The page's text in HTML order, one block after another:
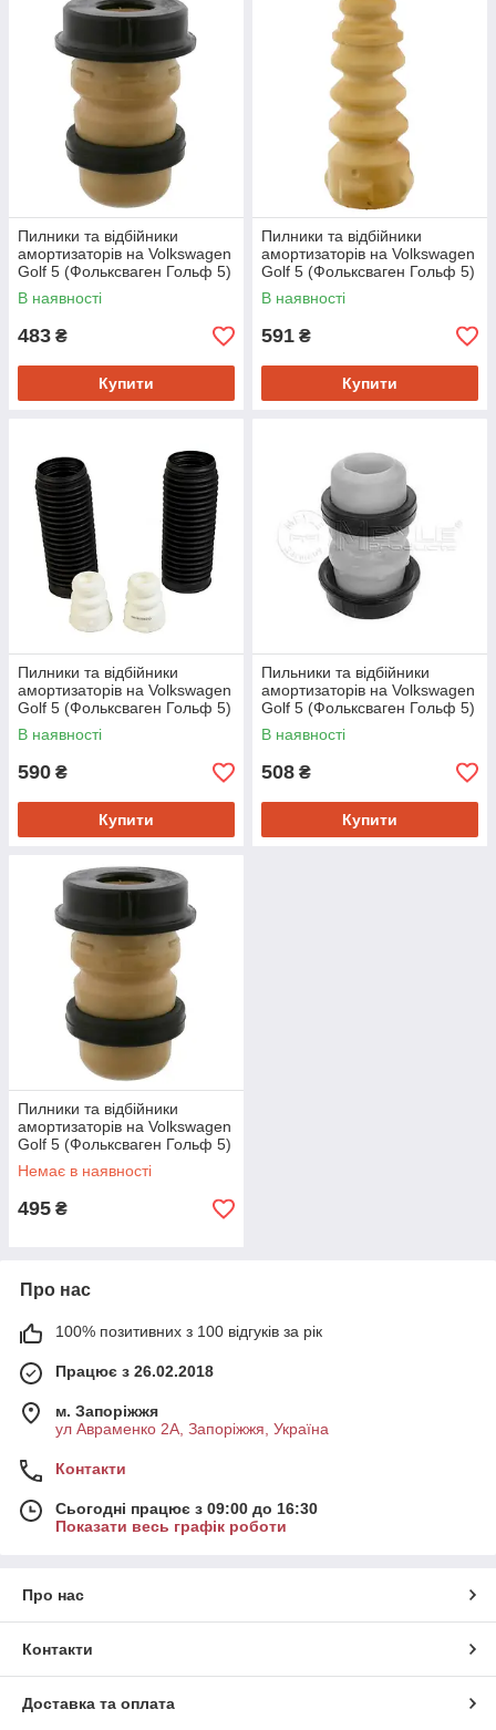
Пилники та відбійники
амортизаторів на Volkswagen
Golf 5 (Фольксваген Гольф 5)
2003->2009 Febi 23614
В наявності
483 ₴
Купити
Пилники та відбійники
амортизаторів на Volkswagen
Golf 5 (Фольксваген Гольф 5)
2003->2009 Febi 23442
В наявності
591 ₴
Купити
Пилники та відбійники
амортизаторів на Volkswagen
Golf 5 (Фольксваген Гольф 5)
2003->2009 Sato tech
MK81020
В наявності
590 ₴
Купити
Пильники та відбійники
амортизаторів на Volkswagen
Golf 5 (Фольксваген Гольф 5)
2003->2009 Meyle
1006420006
В наявності
508 ₴
Купити
Пилники та відбійники
амортизаторів на Volkswagen
Golf 5 (Фольксваген Гольф 5)
2003->2009 Swag 32923614
Немає в наявності
495 ₴
Про нас
100% позитивних з 100 відгуків за рік
Працює з 26.02.2018
м. Запоріжжя
ул Авраменко 2А, Запоріжжя, Україна
Контакти
Сьогодні працює з 09:00 до 16:30
Показати весь графік роботи
Про нас
Контакти
Доставка та оплата